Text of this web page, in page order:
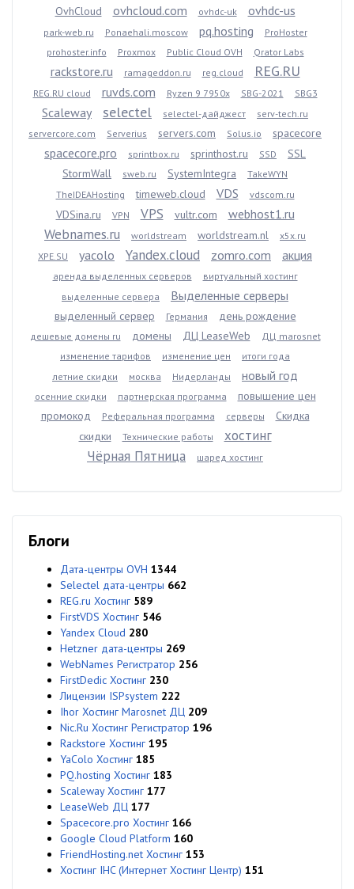
OvhCloud ovhcloud.com ovhdc-uk ovhdc-us
park-web.ru Ponaehali.moscow pq.hosting
ProHoster
prohoster.info
Proxmox Public Cloud OVH Qrator Labs
rackstore.ru ramageddon.ru reg.cloud REG.RU
REG.RU cloud ruvds.com Ryzen 9 7950x SBG-2021 SBG3
Scaleway selectel selectel-дайджест
serv-tech.ru
servercore.com
Serverius servers.com Solus.io spacecore
spacecore.pro sprintbox.ru sprinthost.ru SSD
SSL
StormWall
sweb.ru SystemIntegra
TakeWYN
TheIDEAHosting
timeweb.cloud VDS vdscom.ru
VDSina.ru VPN VPS vultr.com webhost1.ru
Webnames.ru worldstream worldstream.nl
x5x.ru
XPE.SU
yacolo Yandex.cloud zomro.com акция
аренда выделенных серверов
виртуальный хостинг
выделенные сервера
Выделенные серверы
выделенный сервер Германия день рождение
дешевые домены ru домены ДЦ LeaseWeb
ДЦ marosnet
изменение тарифов
изменение цен
итоги года
летние скидки
москва Нидерланды новый год
осенние скидки партнерская программа
повышение цен
промокод
Реферальная программа серверы
Скидка
скидки
Технические работы
хостинг
Чёрная Пятница
шаред хостинг
Блоги
Дата-центры OVH 1344
Selectel дата-центры 662
REG.ru Хостинг 589
FirstVDS Хостинг 546
Yandex Cloud 280
Hetzner дата-центры 269
WebNames Регистратор 256
FirstDedic Хостинг 230
Лицензии ISPsystem 222
Ihor Хостинг Marosnet ДЦ 209
Nic.Ru Хостинг Регистратор 196
Rackstore Хостинг 195
YaColo Хостинг 185
PQ.hosting Хостинг 183
Scaleway Хостинг 177
LeaseWeb ДЦ 177
Spacecore.pro Хостинг 166
Google Cloud Platform 160
FriendHosting.net Хостинг 153
Хостинг IHC (Интернет Хостинг Центр) 151